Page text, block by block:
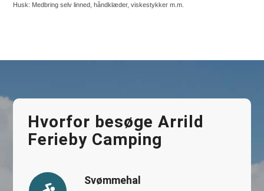
Husk: Medbring selv linned, håndklæder, viskestykker m.m.
Hvorfor besøge Arrild
Ferieby Camping
Svømmehal